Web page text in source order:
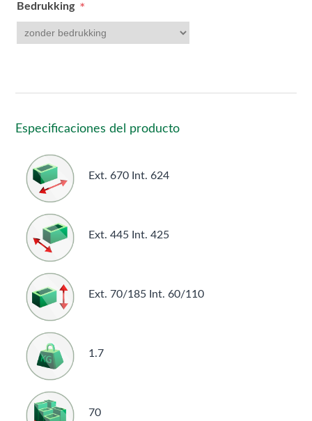
Bedrukking *
Especificaciones del producto
Ext. 670 Int. 624
Ext. 445 Int. 425
Ext. 70/185 Int. 60/110
1.7
70